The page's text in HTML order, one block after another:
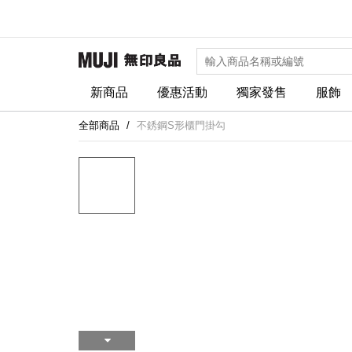
新商品 優惠活動 獨家發售 服飾
全部商品 不銹鋼S形櫃門掛勾